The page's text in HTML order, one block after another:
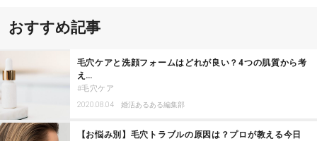
おすすめ記事
毛穴ケアと洗顔フォームはどれが良い？4つの肌質から考
え…
毛穴ケア
2020.08.04 婚活あるある編集部
【お悩み別】毛穴トラブルの原因は？プロが教える今日